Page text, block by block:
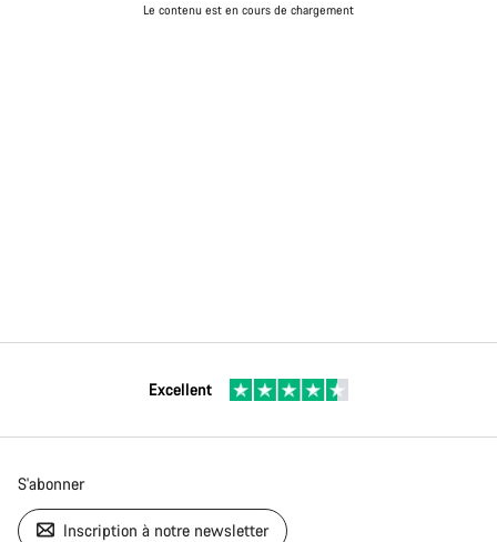
Le contenu est en cours de chargement
Excellent
S'abonner
Inscription à notre newsletter